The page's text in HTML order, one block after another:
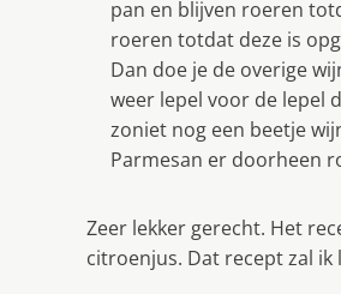
pan en blijven roeren
roeren totdat deze is
Dan doe je de overige
weer lepel voor de lepel
zoniet nog een beetje
Parmesan er doorheen
Zeer lekker gerecht. Het
citroenjus. Dat recept zal ik